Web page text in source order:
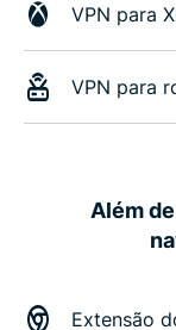
VPN para
VPN para
Além
Extensão